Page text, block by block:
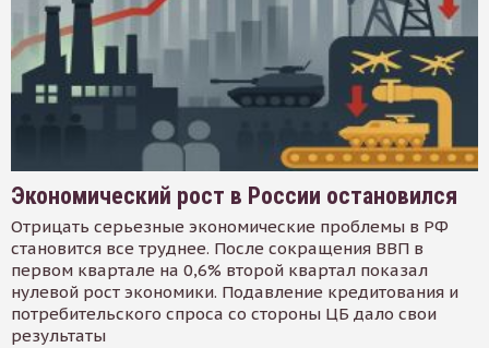
Экономический рост в России остановился
Отрицать серьезные экономические проблемы в РФ
становится все труднее. После сокращения ВВП в
первом квартале на 0,6% второй квартал показал
нулевой рост экономики. Подавление кредитования и
потребительского спроса со стороны ЦБ дало свои
результаты